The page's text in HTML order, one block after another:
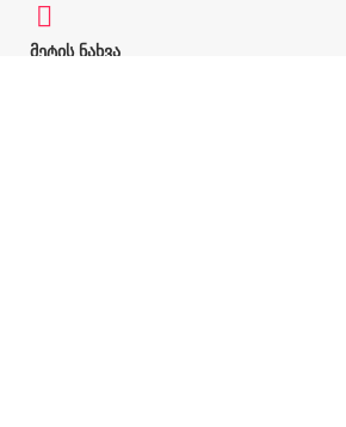
მეტის ნახვა